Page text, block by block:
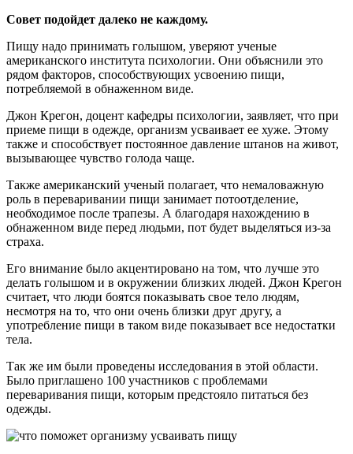
Совет подойдет далеко не каждому.
Пищу надо принимать голышом, уверяют ученые
американского института психологии. Они объяснили это
рядом факторов, способствующих усвоению пищи,
потребляемой в обнаженном виде.
Джон Крегон, доцент кафедры психологии, заявляет, что при
приеме пищи в одежде, организм усваивает ее хуже. Этому
также и способствует постоянное давление штанов на живот,
вызывающее чувство голода чаще.
Также американский ученый полагает, что немаловажную
роль в переваривании пищи занимает потоотделение,
необходимое после трапезы. А благодаря нахождению в
обнаженном виде перед людьми, пот будет выделяться из-за
страха.
Его внимание было акцентировано на том, что лучше это
делать голышом и в окружении близких людей. Джон Крегон
считает, что люди боятся показывать свое тело людям,
несмотря на то, что они очень близки друг другу, а
употребление пищи в таком виде показывает все недостатки
тела.
Так же им были проведены исследования в этой области.
Было приглашено 100 участников с проблемами
переваривания пищи, которым предстояло питаться без
одежды.